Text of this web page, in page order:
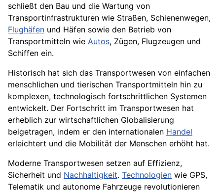
schließt den Bau und die Wartung von
Transportinfrastrukturen wie Straßen, Schienenwegen,
Flughäfen und Häfen sowie den Betrieb von
Transportmitteln wie Autos, Zügen, Flugzeugen und
Schiffen ein.
Historisch hat sich das Transportwesen von einfachen
menschlichen und tierischen Transportmitteln hin zu
komplexen, technologisch fortschrittlichen Systemen
entwickelt. Der Fortschritt im Transportwesen hat
erheblich zur wirtschaftlichen Globalisierung
beigetragen, indem er den internationalen Handel
erleichtert und die Mobilität der Menschen erhöht hat.
Moderne Transportwesen setzen auf Effizienz,
Sicherheit und Nachhaltigkeit. Technologien wie GPS,
Telematik und autonome Fahrzeuge revolutionieren